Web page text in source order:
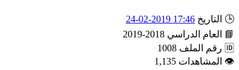
🕒 التاريخ 17:46 2019-02-24
📘
العام الدراسي 2018-2019
🆔 رقم الملف 1008
👁 المشاهدات 1,135